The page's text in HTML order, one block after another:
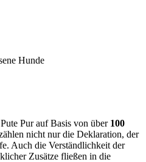
Hunde
Pur auf Basis von über 100
nicht nur die Deklaration, der
Auch die Verständlichkeit der
Zusätze fließen in die